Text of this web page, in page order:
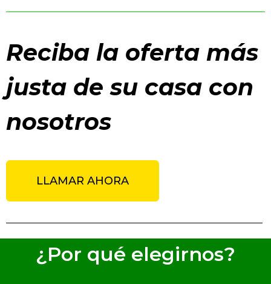
Reciba la oferta más
justa de su casa con
nosotros
LLAMAR AHORA
¿Por qué elegirnos?